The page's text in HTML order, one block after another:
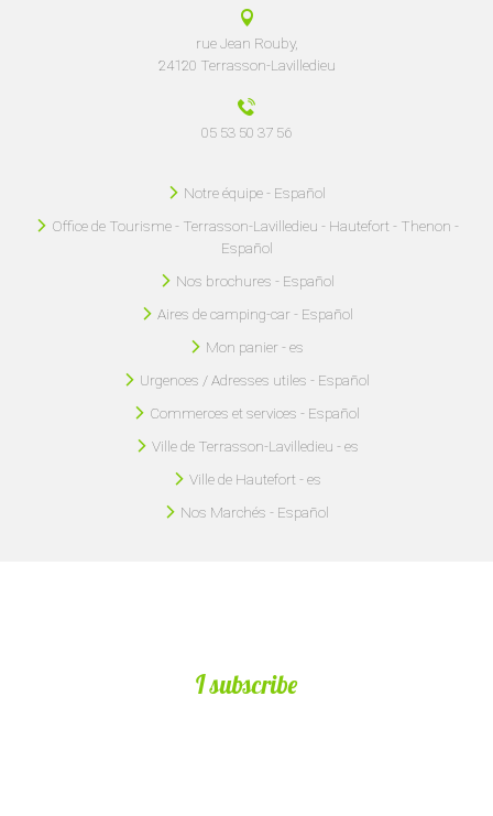
rue Jean Rouby,
24120 Terrasson-Lavilledieu
05 53 50 37 56
Notre équipe - Español
Office de Tourisme - Terrasson-Lavilledieu - Hautefort - Thenon -
Español
Nos brochures - Español
Aires de camping-car - Español
Mon panier - es
Urgences / Adresses utiles - Español
Commerces et services - Español
Ville de Terrasson-Lavilledieu - es
Ville de Hautefort - es
Nos Marchés - Español
I subscribe